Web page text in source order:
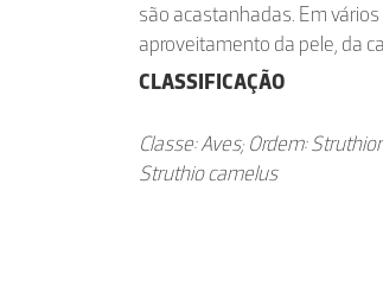
são acastanhadas. Em
aproveitamento da pele, da
CLASSIFICAÇÃO
Classe: Aves; Ordem:
Struthio camelus